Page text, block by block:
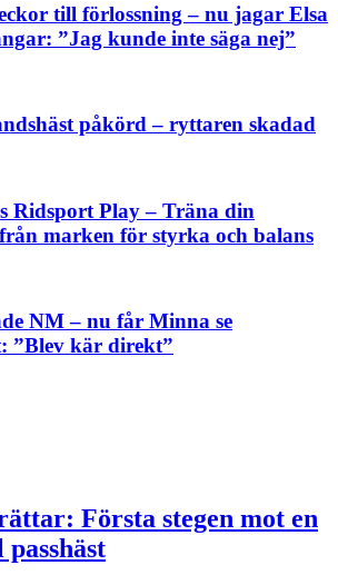
till förlossning – nu jagar Elsa
”Jag kunde inte säga nej”
påkörd – ryttaren skadad
Ridsport Play – Träna din
marken för styrka och balans
NM – nu får Minna se
”Blev kär direkt”
Första stegen mot en